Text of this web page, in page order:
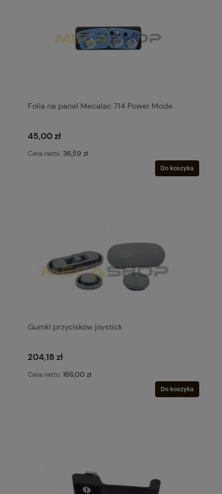
Folia na panel Mecalac 714 Power Mode
45,00 zł
Cena netto: 36,59 zł
Do koszyka
Gumki przycisków joystick
204,18 zł
Cena netto: 166,00 zł
Do koszyka